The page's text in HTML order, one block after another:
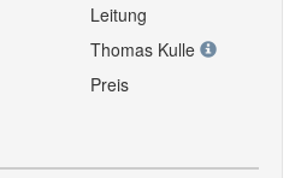
Leitung
Thomas Kulle
Preis